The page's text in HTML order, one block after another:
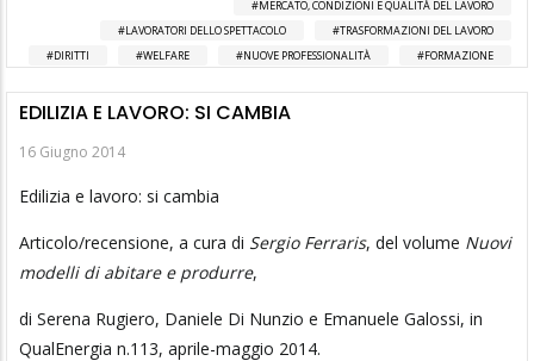
MERCATO, CONDIZIONI E QUALITÀ DEL LAVORO
LAVORATORI DELLO SPETTACOLO
TRASFORMAZIONI DEL LAVORO
DIRITTI
WELFARE NUOVE PROFESSIONALITÀ FORMAZIONE
EDILIZIA E LAVORO: SI CAMBIA
16 Giugno 2014
Edilizia e lavoro: si cambia
Articolo/recensione, a cura di Sergio Ferraris, del volume Nuovi
modelli di abitare e produrre,
di Serena Rugiero, Daniele Di Nunzio e Emanuele Galossi, in
QualEnergia n.113, aprile-maggio 2014.